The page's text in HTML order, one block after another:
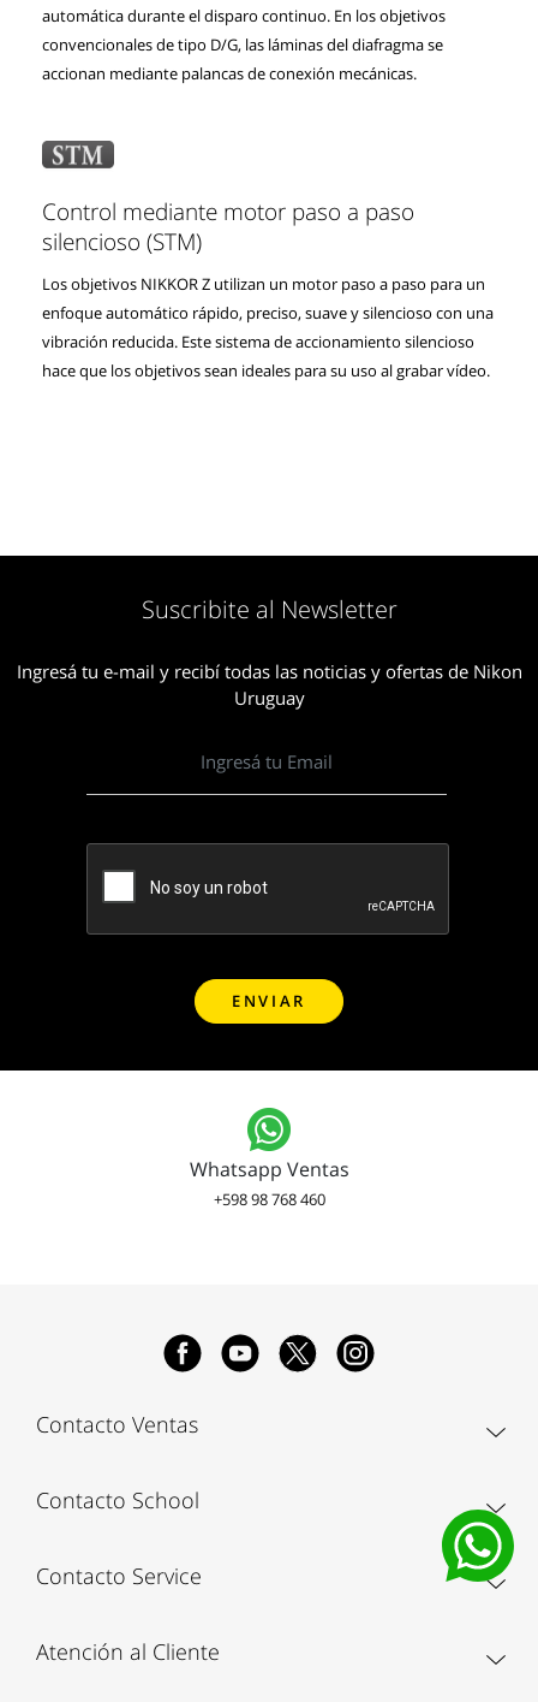
automática durante el disparo continuo. En los objetivos
convencionales de tipo D/G, las láminas del diafragma se
accionan mediante palancas de conexión mecánicas.
Control mediante motor paso a paso
silencioso (STM)
Los objetivos NIKKOR Z utilizan un motor paso a paso para un
enfoque automático rápido, preciso, suave y silencioso con una
vibración reducida. Este sistema de accionamiento silencioso
hace que los objetivos sean ideales para su uso al grabar vídeo.
Suscribite al Newsletter
Ingresá tu e-mail y recibí todas las noticias y ofertas de Nikon
Uruguay
Whatsapp Ventas
+598 98 768 460
Contacto Ventas
Contacto School
Contacto Service
Atención al Cliente